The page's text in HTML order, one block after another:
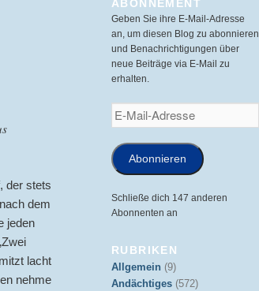
der stets
dem
jeden
lacht
nehme
ABONNEMENT
Geben Sie ihre E-Mail-Adresse
an, um diesen Blog zu abonnieren
und Benachrichtigungen über
neue Beiträge via E-Mail zu
erhalten.
E-
Mail-
Abonnieren
Schließe dich 147 anderen
Abonnenten an
RUBRIKEN
Allgemein (9)
Andächtiges (572)